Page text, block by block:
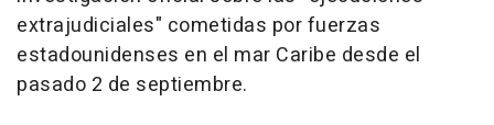
extrajudiciales" cometidas por fuerzas
estadounidenses en el mar Caribe desde el
pasado 2 de septiembre.